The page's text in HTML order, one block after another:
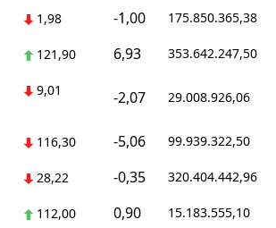
Van
Yozgat
Zonguldak
1,98 -1,00 175.850.365,38
121,90 6,93 353.642.247,50
9,01 -2,07 29.008.926,06
116,30 -5,06 99.939.322,50
28,22 -0,35 320.404.442,96
112,00 0,90 15.183.555,10